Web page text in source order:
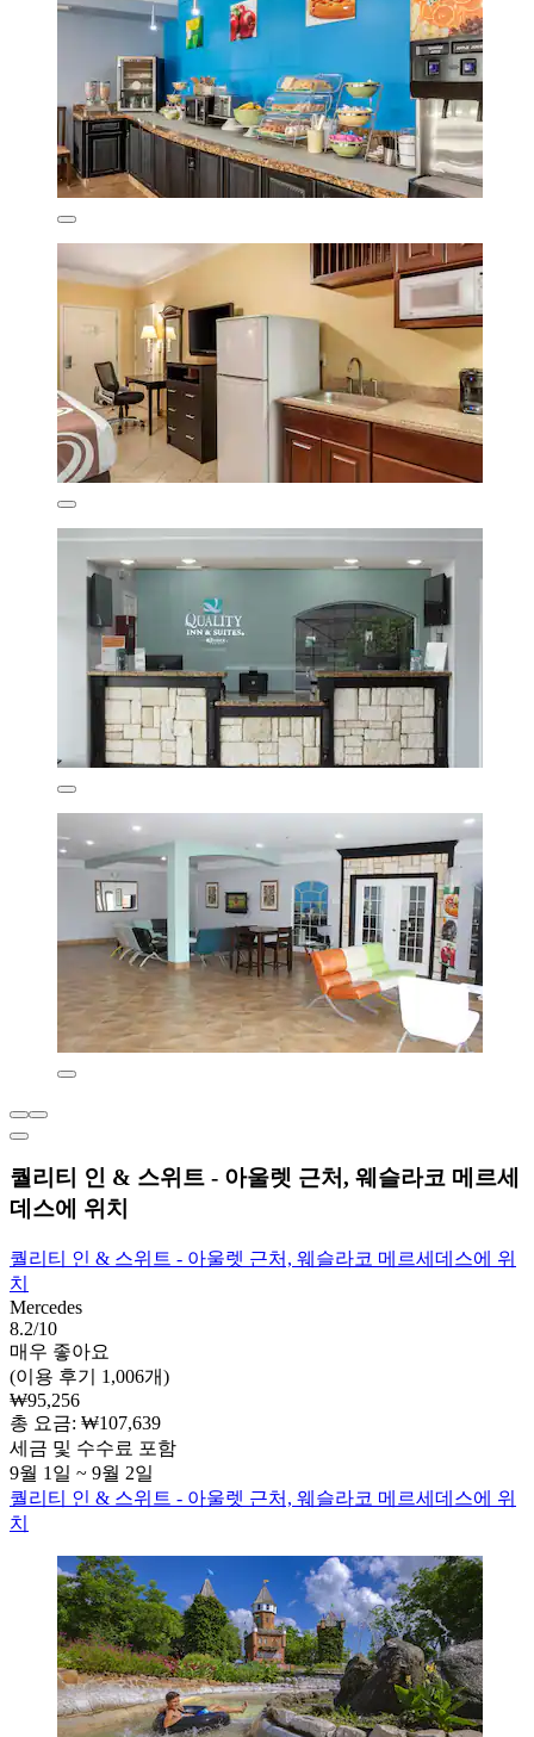
퀄리티 인 & 스위트 - 아울렛 근처, 웨슬라코 메르세
데스에 위치
퀄리티 인 & 스위트 - 아울렛 근처, 웨슬라코 메르세데스에 위
치
Mercedes
8.2/10
매우 좋아요
(이용 후기 1,006개)
₩95,256
총 요금: ₩107,639
세금 및 수수료 포함
9월 1일 ~ 9월 2일
퀄리티 인 & 스위트 - 아울렛 근처, 웨슬라코 메르세데스에 위
치